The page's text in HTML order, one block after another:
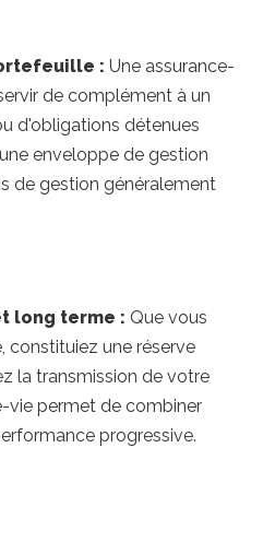
: Une assurance-
de complément à un
d'obligations détenues
enveloppe de gestion
de gestion généralement
long terme : Que vous
constitu­iez une réserve
la transmission de votre
vie permet de combiner
progressive.